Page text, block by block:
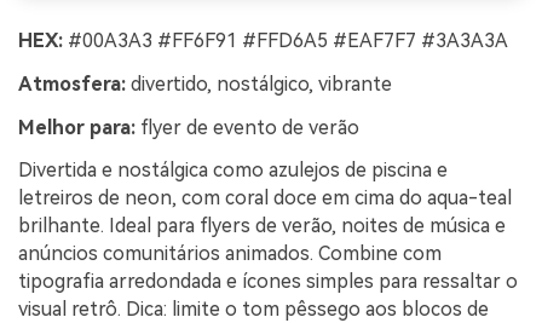
HEX: #00A3A3 #FF6F91 #FFD6A5 #EAF7F7 #3A3A3A
Atmosfera: divertido, nostálgico, vibrante
Melhor para: flyer de evento de verão
Divertida e nostálgica como azulejos de piscina e
letreiros de neon, com coral doce em cima do aqua-teal
brilhante. Ideal para flyers de verão, noites de música e
anúncios comunitários animados. Combine com
tipografia arredondada e ícones simples para ressaltar o
visual retrô. Dica: limite o tom pêssego aos blocos de